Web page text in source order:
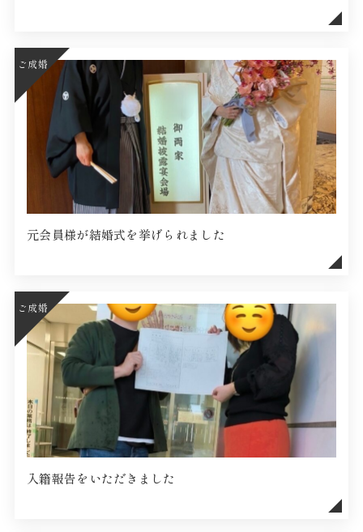
ご成婚
元会員様が結婚式を挙げられました
ご成婚
入籍報告をいただきました